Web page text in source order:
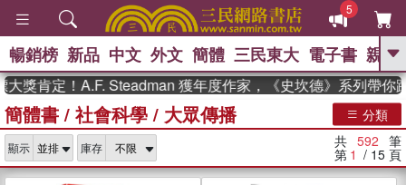
5
GO
熱搜： 東野圭吾 高希均教授回憶錄
、 The Odyssey 、 父親節 、 如果歷
國際布克
獎 臺灣漫遊錄 、 方念華 、 台灣的李
暢銷榜 新品 中文 外文 簡體 三民東大 電子書 親子
定！A.F. Steadman 獲年度作家，《史坎德》系列帶你踏上熱
簡體書/ 社會科學/ 大眾傳播 分類
顯示 庫存 共 592 筆
第 1 / 15 頁